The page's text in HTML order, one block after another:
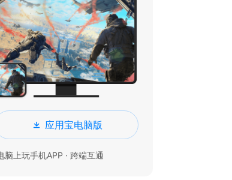
应用宝电脑版
脑上玩手机APP · 跨端互通